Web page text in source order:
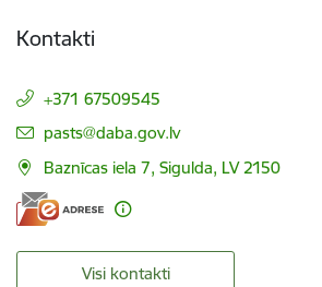
Kontakti
+371 67509545
E-pasts:
pasts@daba.gov.lv
Baznīcas iela 7, Sigulda, LV 2150
Visi kontakti